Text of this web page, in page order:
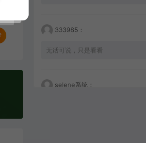
333985：
无话可说，只是看看
selene系统：